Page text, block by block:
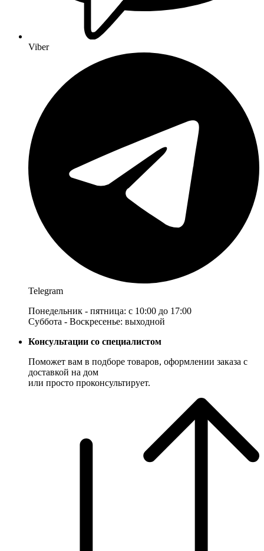
Viber
Telegram
Понедельник - пятница: с 10:00 до 17:00
Суббота - Воскресенье: выходной
Консультации со специалистом
Поможет вам в подборе товаров, оформлении заказа с
доставкой на дом
или просто проконсультирует.